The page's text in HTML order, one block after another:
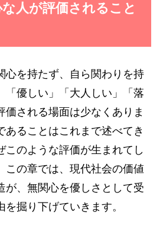
人が評価されること
心を持たず、自ら関わりを持
「優しい」「大人しい」「落
価される場面は少なくありま
あることはこれまで述べてき
このような評価が生まれてし
この章では、現代社会の価値
が、無関心を優しさとして受
掘り下げていきます。